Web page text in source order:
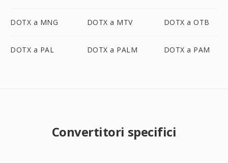
DOTX a MNG DOTX a MTV DOTX a OTB
DOTX a PAL DOTX a PALM DOTX a PAM
Convertitori specifici